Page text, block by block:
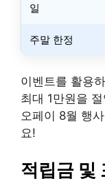
일
주말 한정
이벤트를 활용
최대 1만원을
오페이 8월 행
요!
적립금 및